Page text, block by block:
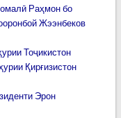
Раҳмон бо
Жээнбеков
Тоҷикистон
Қирғизистон
Эрон